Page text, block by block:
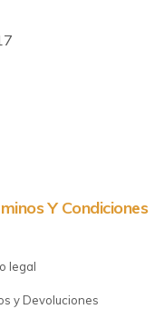
Y Condiciones
legal
y Devoluciones